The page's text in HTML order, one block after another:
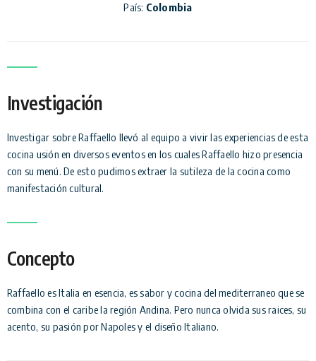
País: Colombia
Investigación
Investigar sobre Raffaello llevó al equipo a vivir las experiencias de esta
cocina usión en diversos eventos en los cuales Raffaello hizo presencia
con su menú. De esto pudimos extraer la sutileza de la cocina como
manifestación cultural.
Concepto
Raffaello es Italia en esencia, es sabor y cocina del mediterraneo que se
combina con el caribe la región Andina. Pero nunca olvida sus raices, su
acento, su pasión por Napoles y el diseño Italiano.